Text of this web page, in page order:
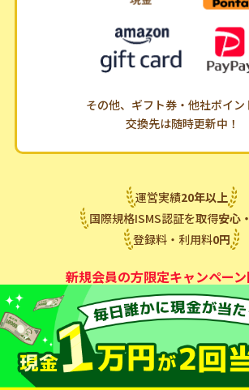
その他、ギフト券・他社ポイン
交換先は随時更新中！
運営実績20年以上
国際規格ISMS認証を取得安心
登録料・利用料0円
新規会員の方限定キャンペーン